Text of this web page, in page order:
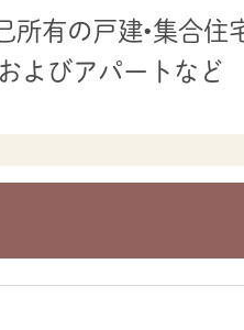
所有の戸建・集合住
およびアパートなど